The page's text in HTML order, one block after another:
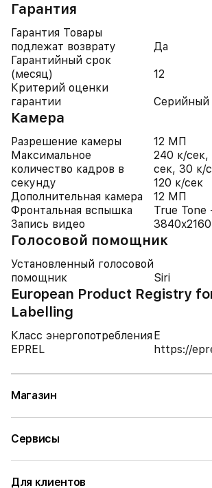
Гарантия
Гарантия Товары
подлежат возврату
Да
Гарантийный срок
(месяц)
12
Критерий оценки
гарантии
Серийный
Камера
Разрешение камеры
12 МП
Максимальное
количество кадров в
секунду
240 к/сек,
сек, 30 к/
120 к/сек
Дополнительная камера
12 МП
Фронтальная вспышка
True Tone
Запись видео
3840x2160
Голосовой помощник
Установленный голосовой
помощник
Siri
European Product Registry
Labelling
Класс энергопотребления E
EPREL
https://
Магазин
Сервисы
Для клиентов